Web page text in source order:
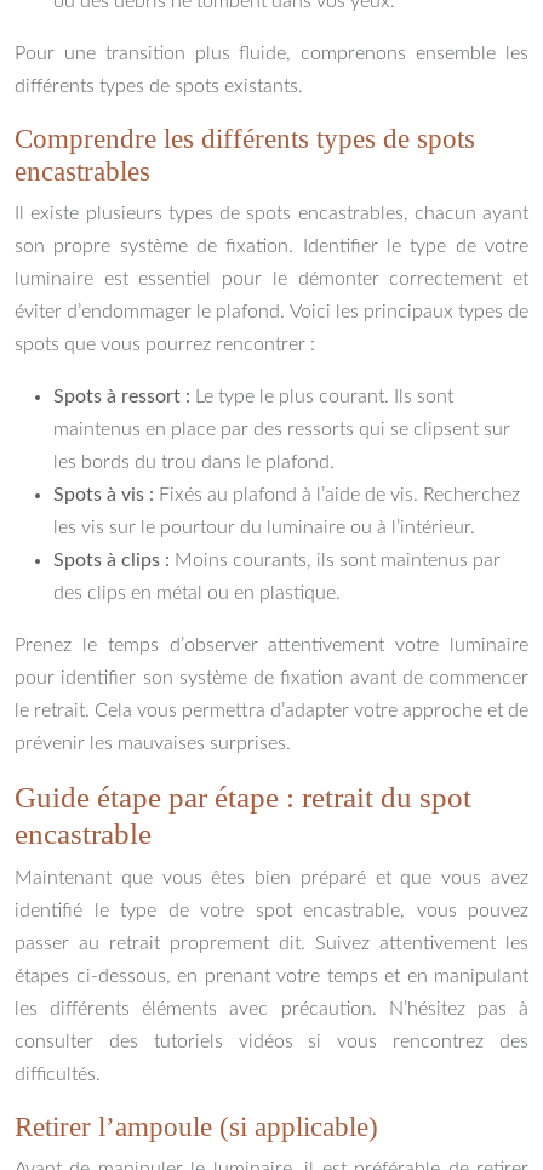
Pour une transition plus fluide, comprenons ensemble les
différents types de spots existants.
Comprendre les différents types de spots
encastrables
Il existe plusieurs types de spots encastrables, chacun ayant
son propre système de fixation. Identifier le type de votre
luminaire est essentiel pour le démonter correctement et
éviter d’endommager le plafond. Voici les principaux types de
spots que vous pourrez rencontrer :
Spots à ressort : Le type le plus courant. Ils sont
maintenus en place par des ressorts qui se clipsent sur
les bords du trou dans le plafond.
Spots à vis : Fixés au plafond à l’aide de vis. Recherchez
les vis sur le pourtour du luminaire ou à l’intérieur.
Spots à clips : Moins courants, ils sont maintenus par
des clips en métal ou en plastique.
Prenez le temps d’observer attentivement votre luminaire
pour identifier son système de fixation avant de commencer
le retrait. Cela vous permettra d’adapter votre approche et de
prévenir les mauvaises surprises.
Guide étape par étape : retrait du spot
encastrable
Maintenant que vous êtes bien préparé et que vous avez
identifié le type de votre spot encastrable, vous pouvez
passer au retrait proprement dit. Suivez attentivement les
étapes ci-dessous, en prenant votre temps et en manipulant
les différents éléments avec précaution. N’hésitez pas à
consulter des tutoriels vidéos si vous rencontrez des
difficultés.
Retirer l’ampoule (si applicable)